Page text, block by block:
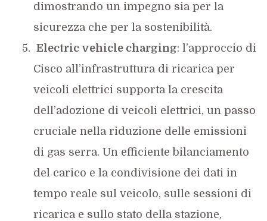
dimostrando un impegno sia per la
sicurezza che per la sostenibilità.
Electric vehicle charging: l’approccio di
Cisco all’infrastruttura di ricarica per
veicoli elettrici supporta la crescita
dell’adozione di veicoli elettrici, un passo
cruciale nella riduzione delle emissioni
di gas serra. Un efficiente bilanciamento
del carico e la condivisione dei dati in
tempo reale sul veicolo, sulle sessioni di
ricarica e sullo stato della stazione,